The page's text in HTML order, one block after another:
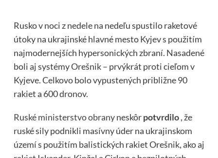
Rusko v noci z nedele na nedeľu spustilo raketové
útoky na ukrajinské hlavné mesto Kyjev s použitím
najmodernejších hypersonických zbraní. Nasadené
boli aj systémy Orešnik – prvýkrát proti cieľom v
Kyjeve. Celkovo bolo vypustených približne 90
rakiet a 600 dronov.
Ruské ministerstvo obranyneskôrpotvrdilo, že
ruské sily podnikli masívny úder na ukrajinskom
území s použitím balistických rakiet Orešnik, ako aj